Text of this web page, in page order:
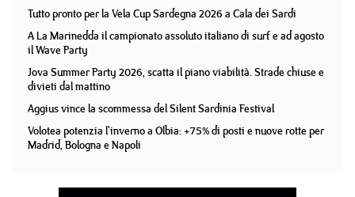
Tutto pronto per la Vela Cup Sardegna 2026 a Cala dei Sardi
A La Marinedda il campionato assoluto italiano di surf e ad agosto
il Wave Party
Jova Summer Party 2026, scatta il piano viabilità. Strade chiuse e
divieti dal mattino
Aggius vince la scommessa del Silent Sardinia Festival
Volotea potenzia l'inverno a Olbia: +75% di posti e nuove rotte per
Madrid, Bologna e Napoli